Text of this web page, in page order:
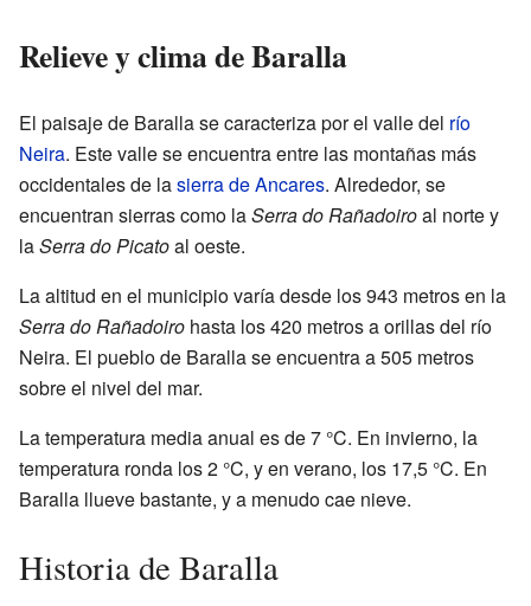
Relieve y clima de Baralla
El paisaje de Baralla se caracteriza por el valle del río
Neira. Este valle se encuentra entre las montañas más
occidentales de lasierra de Ancares. Alrededor, se
encuentran sierras como laSerra do Rañadoiroal norte y
laSerra do Picatoal oeste.
La altitud en el municipio varía desde los 943 metros en la
Serra do Rañadoiro hasta los 420 metros a orillas del río
Neira. El pueblo de Baralla se encuentra a 505 metros
sobre el nivel del mar.
La temperatura media anual es de 7 °C. En invierno, la
temperatura ronda los 2 °C, y en verano, los 17,5 °C. En
Baralla llueve bastante, y a menudo cae nieve.
Historia de Baralla